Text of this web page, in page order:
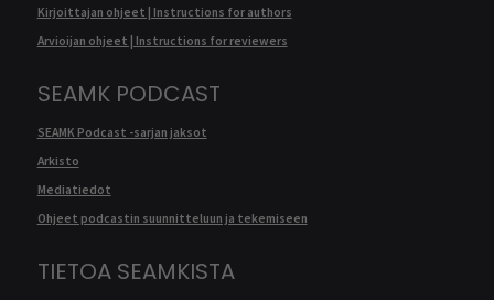
Kirjoittajan ohjeet | Instructions for authors
Arvioijan ohjeet | Instructions for reviewers
SEAMK PODCAST
SEAMK Podcast -sarjan jaksot
Arkisto
Mediatiedot
Ohjeet podcastin suunnitteluun ja tekemiseen
TIETOA SEAMKISTA